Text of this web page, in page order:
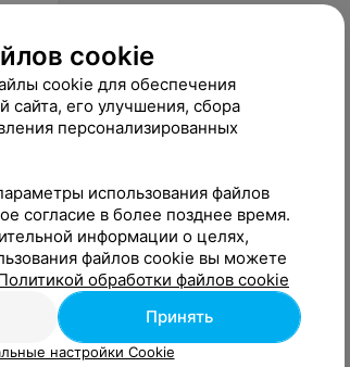
cookie
cookie для обеспечения
сайта, его улучшения, сбора
персонализированных
использования файлов
согласие в более позднее время.
информации о целях,
файлов cookie вы можете
обработки файлов cookie
Принять
настройки Cookie